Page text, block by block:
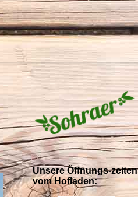
Unsere Öffnungs-zeiten
vom Hofladen: